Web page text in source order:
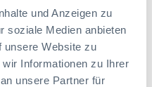
und Anzeigen zu
soziale Medien anbieten
unsere Website zu
Informationen zu Ihrer
unsere Partner für